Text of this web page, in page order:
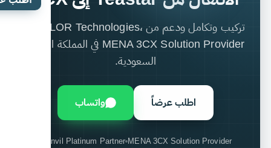
تركيب وتكامل ودعم من ECOLOR Technologies،
MENA 3CX Solution Provider في المملكة العربية
السعودية.
اطلب عرضاً واتساب
MENA 3CX Solution Provider
Fanvil Platinum Partner